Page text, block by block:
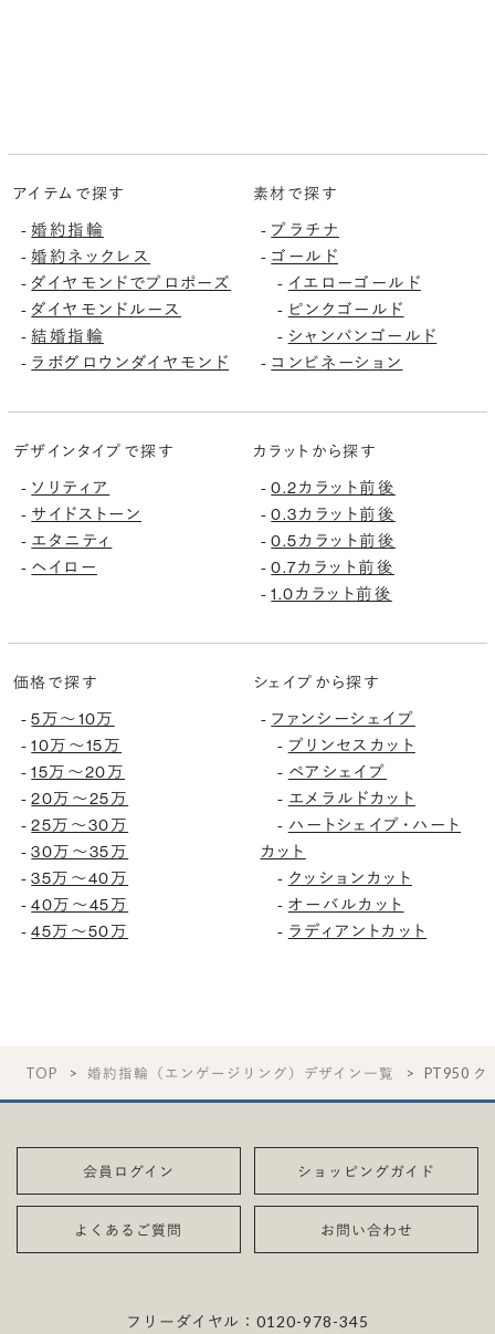
アイテムで探す
-婚約指輪
-婚約ネックレス
-ダイヤモンドでプロポーズ
-ダイヤモンドルース
-結婚指輪
- ラボグロウンダイヤモンド
素材で探す
- プラチナ
- ゴールド
- イエローゴールド
- ピンクゴールド
- シャンパンゴールド
- コンビネーション
デザインタイプで探す
- ソリティア
- サイドストーン
- エタニティ
- ヘイロー
カラットから探す
-0.2カラット前後
-0.3カラット前後
-0.5カラット前後
-0.7カラット前後
-1.0カラット前後
価格で探す
-5万〜10万
-10万〜15万
-15万〜20万
-20万〜25万
-25万〜30万
-30万〜35万
-35万〜40万
-40万〜45万
-45万〜50万
シェイプから探す
- ファンシーシェイプ
- プリンセスカット
- ペアシェイプ
- エメラルドカット
- ハートシェイプ・ハート
カット
- クッションカット
- オーバルカット
- ラディアントカット
TOP 婚約指輪（エンゲージリング）デザイン一覧 PT950 ク
会員ログイン ショッピングガイド
よくあるご質問 お問い合わせ
フリーダイヤル：0120-978-345